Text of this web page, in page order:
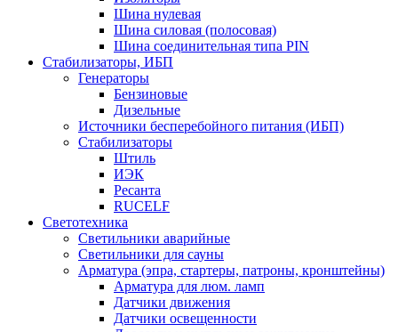
Шина нулевая
Шина силовая (полосовая)
Шина соединительная типа PIN
Стабилизаторы, ИБП
Генераторы
Бензиновые
Дизельные
Источники бесперебойного питания (ИБП)
Стабилизаторы
Штиль
ИЭК
Ресанта
RUCELF
Светотехника
Светильники аварийные
Светильники для сауны
Арматура (эпра, стартеры, патроны, кронштейны)
Арматура для люм. ламп
Датчики движения
Датчики освещенности